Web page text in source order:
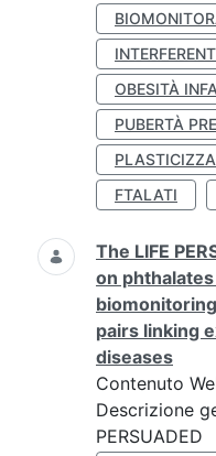
OBESITÀ
PUBERTÀ
FTALATI
The LIFE
on
pairs linking
diseases
Contenuto
Descrizione
PERSUADED